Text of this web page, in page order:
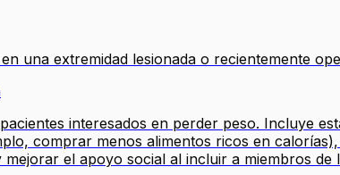
una extremidad lesionada o recientemente
interesados en perder peso. Incluye
comprar menos alimentos ricos en
el apoyo social al incluir a miembros de